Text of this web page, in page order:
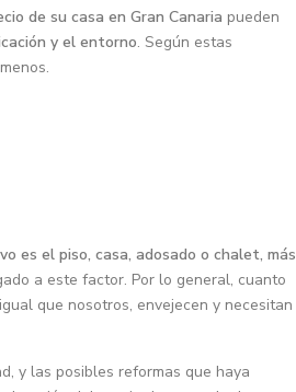
de su casa en Gran Canaria pueden
y el entorno. Según estas
es el piso, casa, adosado o chalet, más
a este factor. Por lo general, cuanto
que nosotros, envejecen y necesitan
y las posibles reformas que haya